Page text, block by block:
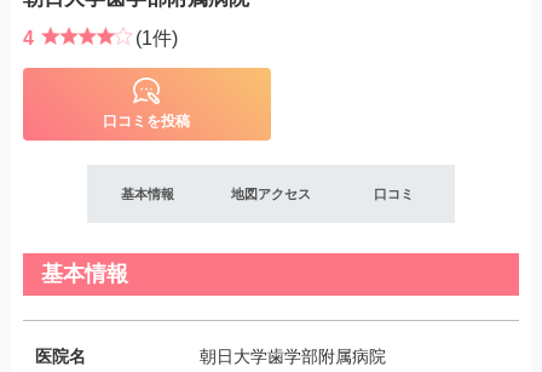
4 (1件)
口コミを投稿
基本情報 地図アクセス 口コミ
基本情報
医院名 朝日大学歯学部附属病院